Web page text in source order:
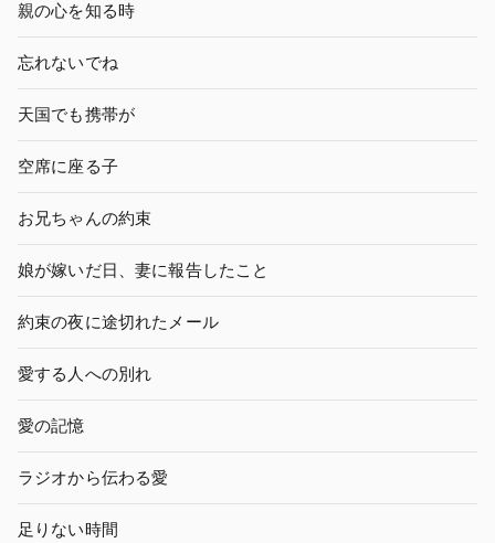
親の心を知る時
忘れないでね
天国でも携帯が
空席に座る子
お兄ちゃんの約束
娘が嫁いだ日、妻に報告したこと
約束の夜に途切れたメール
愛する人への別れ
愛の記憶
ラジオから伝わる愛
足りない時間